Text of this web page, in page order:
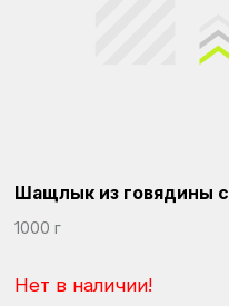
Шащлык из говядины
1000 г
Нет в наличии!